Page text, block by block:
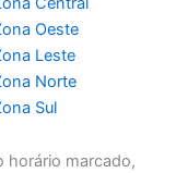
Oeste
Leste
Norte
Sul
horário marcado,